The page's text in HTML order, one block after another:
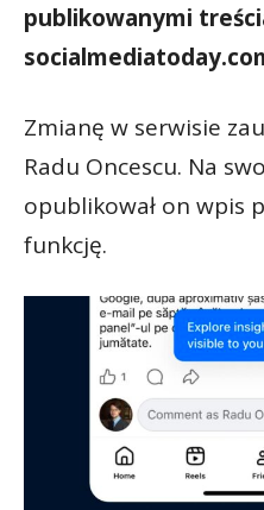
publikowanymi
Zmianę w serwisie
Radu Oncescu. Na
opublikował on wpis
funkcję.